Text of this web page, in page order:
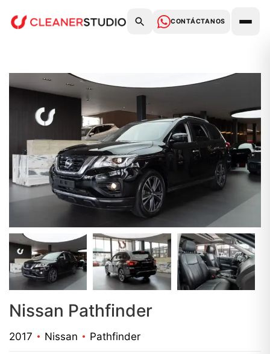
CONTÁCTANOS
Nissan Pathfinder
2017 Nissan Pathfinder